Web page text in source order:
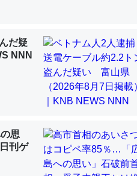
ミグモ）はカルシウムを使わずキ
ないのか」に関する新仮説
。
いないのか」に関する新仮説
だ疑
NNN
思
刊ゲ